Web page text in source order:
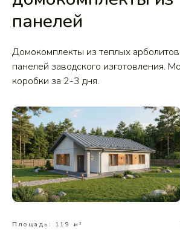
панелей
Домокомплекты из теплых
панелей заводского изготовления.
коробки за 2-3 дня.
Площадь: 119 м²